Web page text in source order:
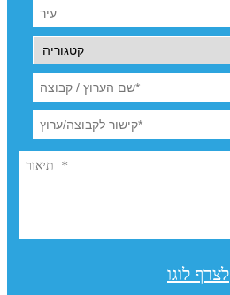
לצרף לוגו